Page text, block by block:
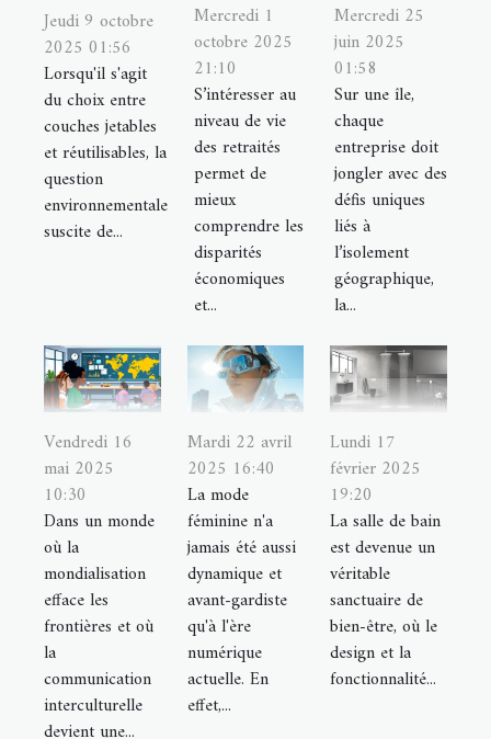
Jeudi 9 octobre
2025 01:56
Lorsqu'il s'agit
du choix entre
couches jetables
et réutilisables, la
question
environnementale
suscite de...
Mercredi 1
octobre 2025
21:10
S’intéresser au
niveau de vie
des retraités
permet de
mieux
comprendre les
disparités
économiques
et...
Mercredi 25
juin 2025
01:58
Sur une île,
chaque
entreprise doit
jongler avec des
défis uniques
liés à
l’isolement
géographique,
la...
Vendredi 16
mai 2025
10:30
Dans un monde
où la
mondialisation
efface les
frontières et où
la
communication
interculturelle
devient une...
Mardi 22 avril
2025 16:40
La mode
féminine n'a
jamais été aussi
dynamique et
avant-gardiste
qu'à l'ère
numérique
actuelle. En
effet,...
Lundi 17
février 2025
19:20
La salle de bain
est devenue un
véritable
sanctuaire de
bien-être, où le
design et la
fonctionnalité...